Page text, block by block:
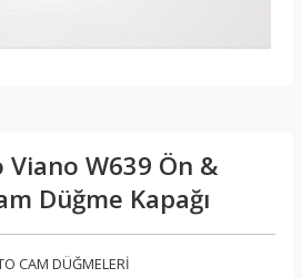
W639 Ön &
Düğme Kapağı
CAM DÜĞMELERİ